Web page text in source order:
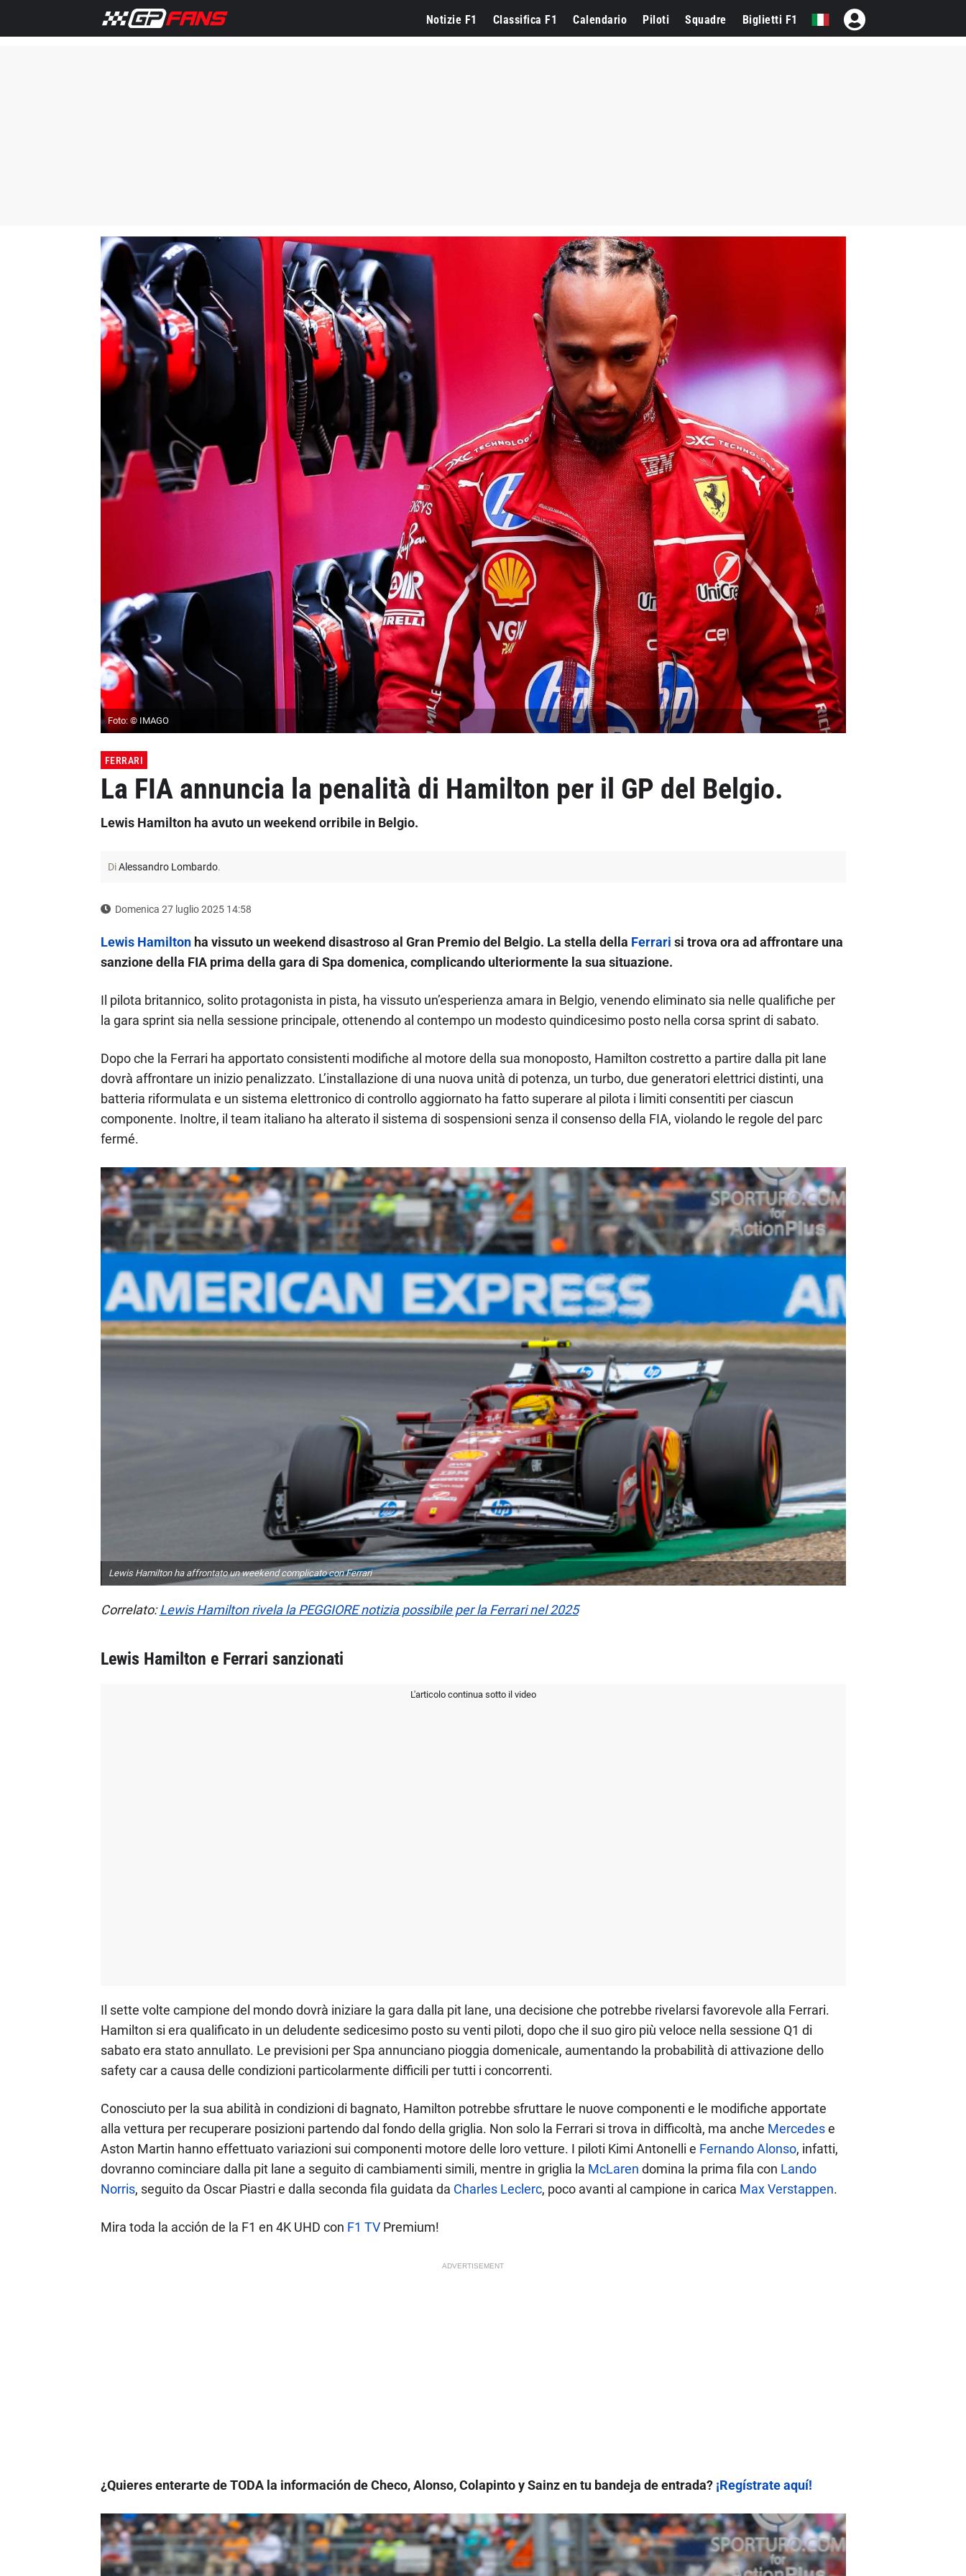
Notizie F1 Classifica F1 Calendario Piloti Squadre Biglietti F1
Foto: © IMAGO
FERRARI
La FIA annuncia la penalità di Hamilton per il GP del Belgio.
Lewis Hamilton ha avuto un weekend orribile in Belgio.
DiAlessandro Lombardo.
Domenica 27 luglio 2025 14:58
Lewis Hamiltonha vissuto un weekend disastroso al Gran Premio del Belgio. La stella della Ferrari si trova ora ad affrontare una
sanzione della FIA prima della gara di Spa domenica, complicando ulteriormente la sua situazione.
Il pilota britannico, solito protagonista in pista, ha vissuto un’esperienza amara in Belgio, venendo eliminato sia nelle qualifiche per
la gara sprint sia nella sessione principale, ottenendo al contempo un modesto quindicesimo posto nella corsa sprint di sabato.
Dopo che la Ferrari ha apportato consistenti modifiche al motore della sua monoposto, Hamilton costretto a partire dalla pit lane
dovrà affrontare un inizio penalizzato. L’installazione di una nuova unità di potenza, un turbo, due generatori elettrici distinti, una
batteria riformulata e un sistema elettronico di controllo aggiornato ha fatto superare al pilota i limiti consentiti per ciascun
componente. Inoltre, il team italiano ha alterato il sistema di sospensioni senza il consenso della FIA, violando le regole del parc
fermé.
Lewis Hamilton ha affrontato un weekend complicato con Ferrari
Correlato:Lewis Hamilton rivela la PEGGIORE notizia possibile per la Ferrari nel 2025
Lewis Hamilton e Ferrari sanzionati
L'articolo continua sotto il video
Il sette volte campione del mondo dovrà iniziare la gara dalla pit lane, una decisione che potrebbe rivelarsi favorevole alla Ferrari.
Hamilton si era qualificato in un deludente sedicesimo posto su venti piloti, dopo che il suo giro più veloce nella sessione Q1 di
sabato era stato annullato. Le previsioni per Spa annunciano pioggia domenicale, aumentando la probabilità di attivazione dello
safety car a causa delle condizioni particolarmente difficili per tutti i concorrenti.
Conosciuto per la sua abilità in condizioni di bagnato, Hamilton potrebbe sfruttare le nuove componenti e le modifiche apportate
alla vettura per recuperare posizioni partendo dal fondo della griglia. Non solo la Ferrari si trova in difficoltà, ma anche Mercedese
Aston Martin hanno effettuato variazioni sui componenti motore delle loro vetture. I piloti Kimi Antonelli e Fernando Alonso, infatti,
dovranno cominciare dalla pit lane a seguito di cambiamenti simili, mentre in griglia la McLaren domina la prima fila con Lando
Norris, seguito da Oscar Piastri e dalla seconda fila guidata da Charles Leclerc, poco avanti al campione in carica Max Verstappen.
Mira toda la acción de la F1 en 4K UHD con F1 TVPremium!
ADVERTISEMENT
¿Quieres enterarte de TODA la información de Checo, Alonso, Colapinto y Sainz en tu bandeja de entrada? ¡Regístrate aquí!